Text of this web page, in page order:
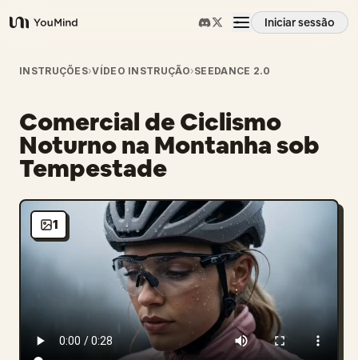
YouMind
Iniciar sessão
Visão geral
Casos de uso
Habilidades
Prompts
Preços
Transferir
INSTRUÇÕES›VÍDEO INSTRUÇÃO›SEEDANCE 2.0
Comercial de Ciclismo
Noturno na Montanha sob
Tempestade
1